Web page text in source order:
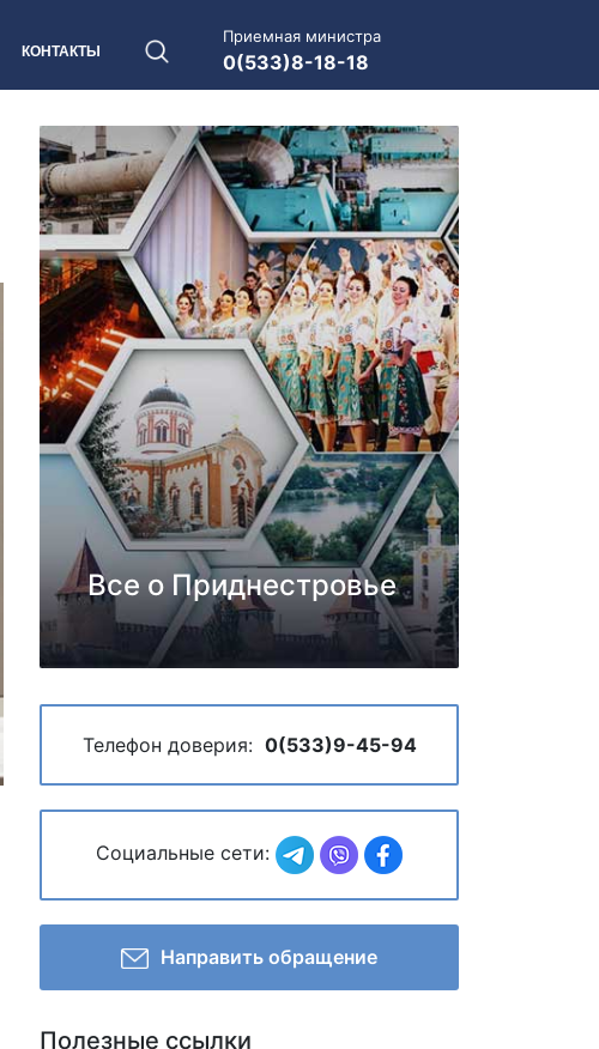
КОНТАКТЫ
Приемная министра
0(533)8-18-18
Все о Приднестровье
Телефон доверия: 0(533)9-45-94
Социальные сети:
Направить обращение
Полезные ссылки